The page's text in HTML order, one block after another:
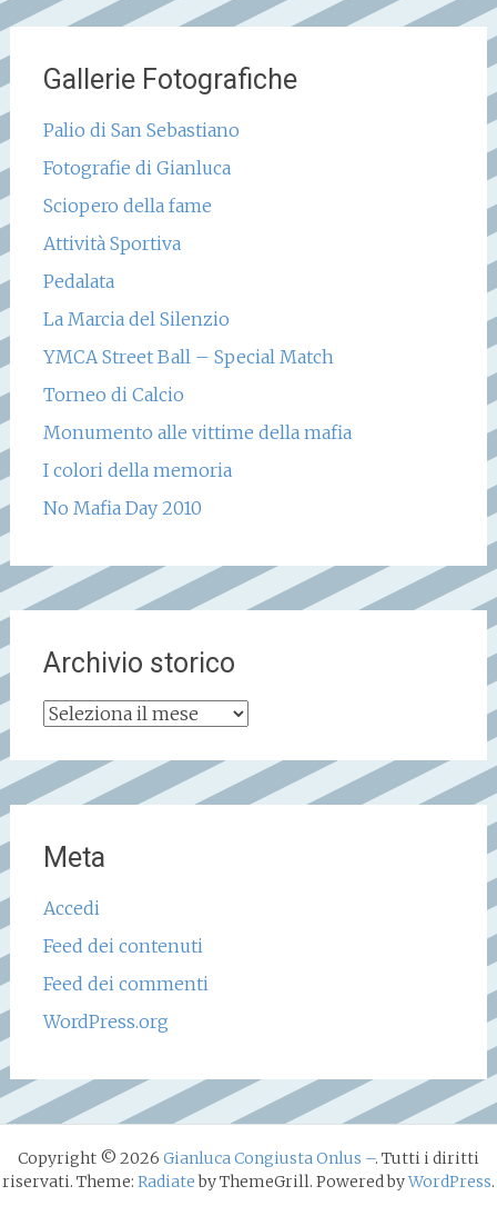
Gallerie Fotografiche
Palio di San Sebastiano
Fotografie di Gianluca
Sciopero della fame
Attività Sportiva
Pedalata
La Marcia del Silenzio
YMCA Street Ball – Special Match
Torneo di Calcio
Monumento alle vittime della mafia
I colori della memoria
No Mafia Day 2010
Archivio storico
Archivio
Meta
Accedi
Feed dei contenuti
Feed dei commenti
WordPress.org
Copyright © 2026 Gianluca Congiusta Onlus –. Tutti i diritti
riservati. Theme: Radiateby ThemeGrill. Powered byWordPress.